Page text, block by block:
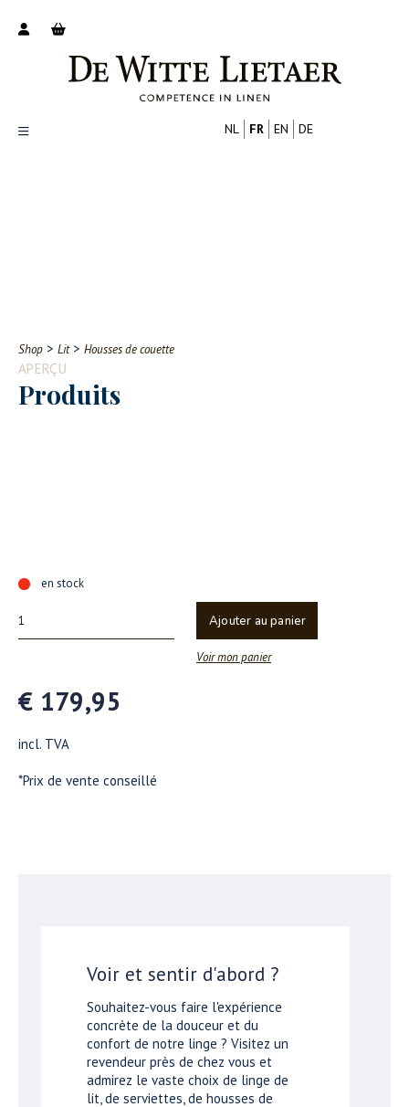
Contact
NL FR EN DE
Shop > Lit> Housses de couette
APERÇU
Produits
en stock
Ajouter au panier
Voir mon panier
€ 179,95
incl. TVA
*Prix de vente conseillé
Voir et sentir d'abord ?
Souhaitez-vous faire l'expérience
concrète de la douceur et du
confort de notre linge ? Visitez un
revendeur près de chez vous et
admirez le vaste choix de linge de
lit, de serviettes, de housses de